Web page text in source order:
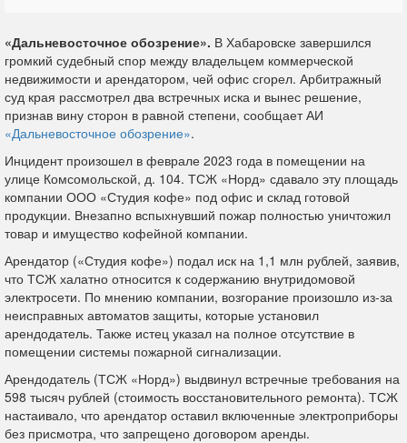
«Дальневосточное обозрение». В Хабаровске завершился
громкий судебный спор между владельцем коммерческой
недвижимости и арендатором, чей офис сгорел. Арбитражный
суд края рассмотрел два встречных иска и вынес решение,
признав вину сторон в равной степени, сообщает АИ
«Дальневосточное обозрение».
Инцидент произошел в феврале 2023 года в помещении на
улице Комсомольской, д. 104. ТСЖ «Норд» сдавало эту площадь
компании ООО «Студия кофе» под офис и склад готовой
продукции. Внезапно вспыхнувший пожар полностью уничтожил
товар и имущество кофейной компании.
Арендатор («Студия кофе») подал иск на 1,1 млн рублей, заявив,
что ТСЖ халатно относится к содержанию внутридомовой
электросети. По мнению компании, возгорание произошло из-за
неисправных автоматов защиты, которые установил
арендодатель. Также истец указал на полное отсутствие в
помещении системы пожарной сигнализации.
Арендодатель (ТСЖ «Норд») выдвинул встречные требования на
598 тысяч рублей (стоимость восстановительного ремонта). ТСЖ
настаивало, что арендатор оставил включенные электроприборы
без присмотра, что запрещено договором аренды.